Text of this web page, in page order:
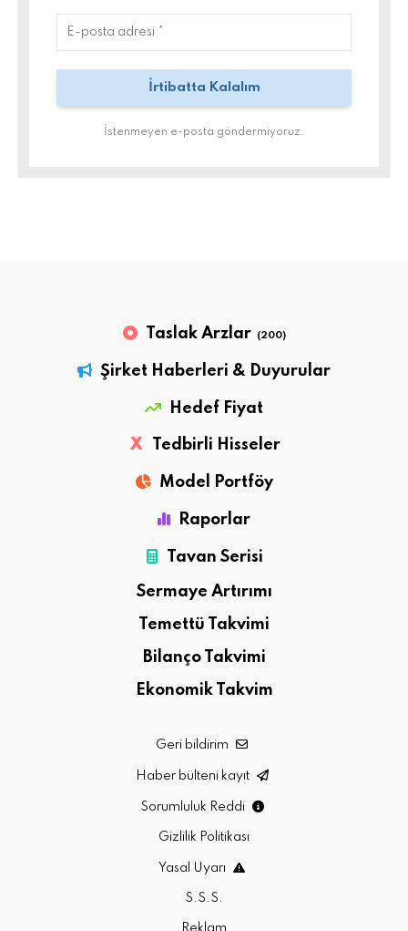
İstenmeyen e-posta göndermiyoruz.
Taslak Arzlar (200)
Şirket Haberleri & Duyurular
Hedef Fiyat
X Tedbirli Hisseler
Model Portföy
Raporlar
Tavan Serisi
Sermaye Artırımı
Temettü Takvimi
Bilanço Takvimi
Ekonomik Takvim
Geri bildirim
Haber bülteni kayıt
Sorumluluk Reddi
Gizlilik Politikası
Yasal Uyarı
S.S.S.
Reklam